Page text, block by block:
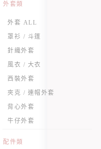
外套類
外套 ALL
罩衫 / 斗篷
針織外套
風衣 / 大衣
西裝外套
夾克 / 連帽外套
背心外套
牛仔外套
配件類